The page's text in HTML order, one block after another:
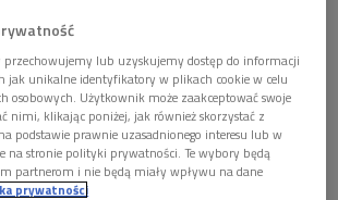

- ostatni wywiad
przechowujemy lub uzyskujemy dostęp do informacji
jak unikalne identyfikatory w plikach cookie w celu
osobowych. Użytkownik może zaakceptować swoje
nimi, klikając poniżej, jak również skorzystać z
podstawie prawnie uzasadnionego interesu lub w
na stronie polityki prywatności. Te wybory będą
partnerom i nie będą miały wpływu na dane
prywatności